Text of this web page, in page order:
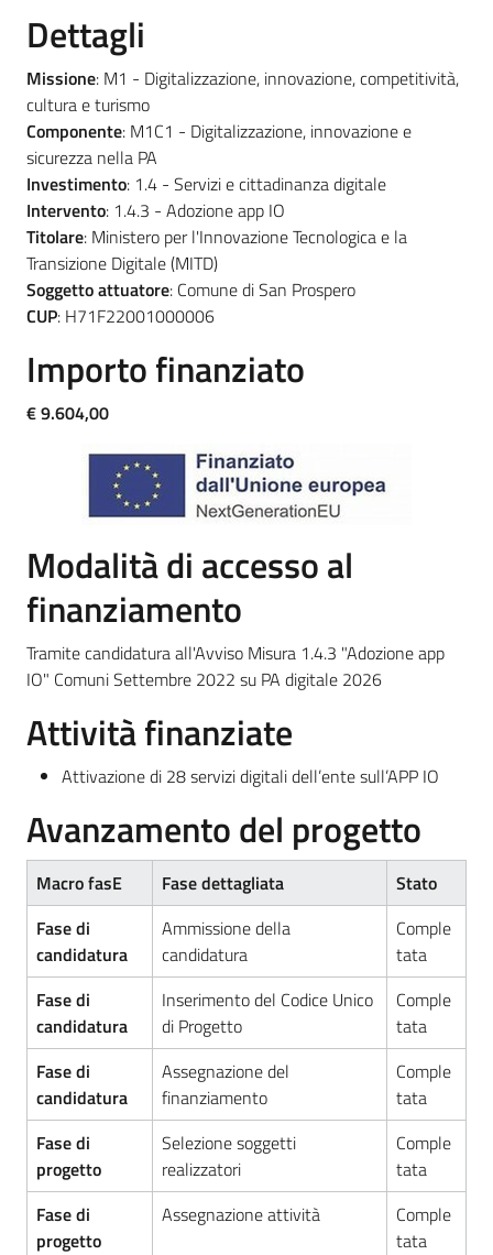
SUE
Tutti
gli
argomenti...
Seguici
su
Dettagli
Missione: M1 - Digitalizzazione, innovazione, competitività,
cultura e turismo
Componente: M1C1 - Digitalizzazione, innovazione e
sicurezza nella PA
Investimento: 1.4 - Servizi e cittadinanza digitale
Intervento: 1.4.3 - Adozione app IO
Titolare: Ministero per l'Innovazione Tecnologica e la
Transizione Digitale (MITD)
Soggetto attuatore: Comune di San Prospero
CUP: H71F22001000006
Importo finanziato
€ 9.604,00
Modalità di accesso al
finanziamento
Tramite candidatura all'Avviso Misura 1.4.3 "Adozione app
IO" Comuni Settembre 2022 su PA digitale 2026
Attività finanziate
Attivazione di 28 servizi digitali dell’ente sull’APP IO
Avanzamento del progetto
Macro fasE Fase dettagliata
Stato
Fase di
candidatura
Ammissione della
candidatura
Comple
tata
Fase di
candidatura
Inserimento del Codice Unico
di Progetto
Comple
tata
Fase di
candidatura
Assegnazione del
finanziamento
Comple
tata
Fase di
progetto
Selezione soggetti
realizzatori
Comple
tata
Fase di
progetto
Assegnazione attività
Comple
tata